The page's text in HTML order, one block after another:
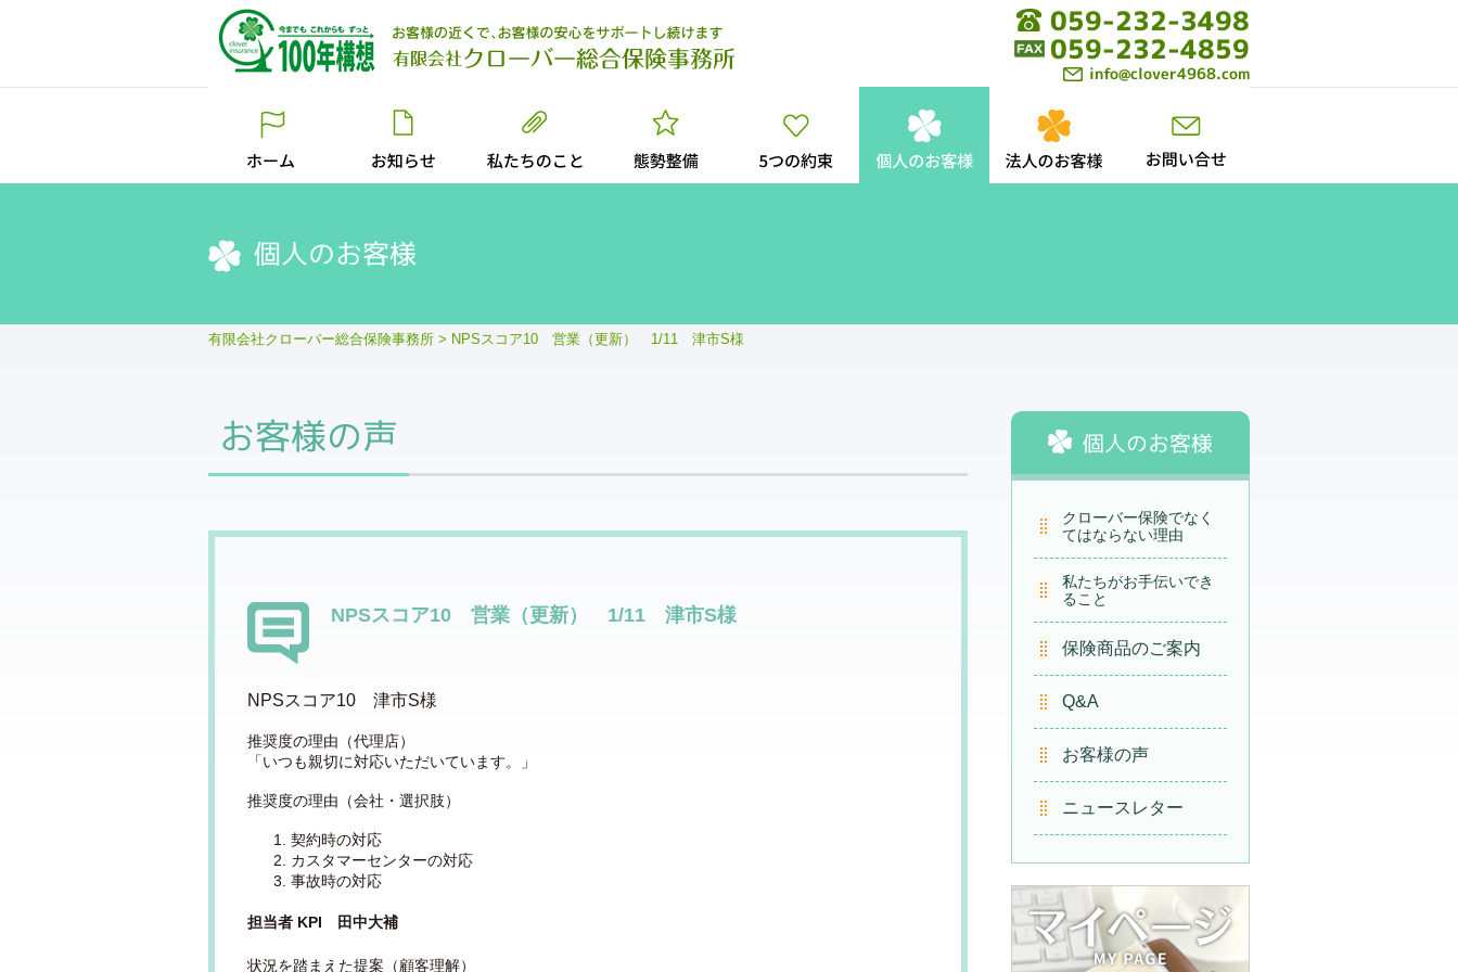
059-232-3498
059-232-4859
info@clover4968.com
個人のお客様
有限会社クローバー総合保険事務所 > NPSスコア10 営業（更新） 1/11 津市S様
お客様の声
NPSスコア10 営業（更新） 1/11 津市S様
NPSスコア10 津市S様
推奨度の理由（代理店）
「いつも親切に対応いただいています。」
推奨度の理由（会社・選択肢）
契約時の対応
カスタマーセンターの対応
事故時の対応
担当者 KPI 田中大補
状況を踏まえた提案（顧客理解）
個人のお客様
クローバー保険でなく
てはならない理由
私たちがお手伝いでき
ること
保険商品のご案内
Q&A
お客様の声
ニュースレター